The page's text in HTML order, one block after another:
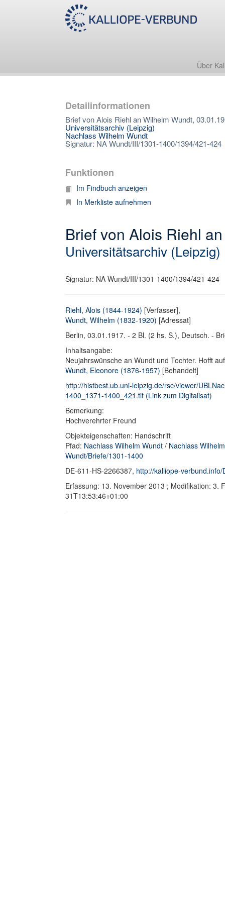
Über
Detailinformationen
Brief von Alois Riehl an Wilhelm Wundt,
Universitätsarchiv (Leipzig)
Nachlass Wilhelm Wundt
Signatur: NA Wundt/III/1301-1400/1394/421-424
Funktionen
Im Findbuch anzeigen
In Merkliste aufnehmen
Brief von Alois Riehl
Universitätsarchiv (Leipzig)
Signatur: NA Wundt/III/1301-1400/1394/421-424
Riehl, Alois (1844-1924) [Verfasser],
Wundt, Wilhelm (1832-1920) [Adressat]
Berlin, 03.01.1917. - 2 Bl. (2 hs. S.), Deutsch. -
Inhaltsangabe:
Neujahrswünsche an Wundt und Tochter. Hofft
Wundt, Eleonore (1876-1957) [Behandelt]
http://histbest.ub.uni-leipzig.de/rsc/viewer/
1400_1371-1400_421.tif (Link zum Digitalisat)
Bemerkung:
Hochverehrter Freund
Objekteigenschaften: Handschrift
Pfad: Nachlass Wilhelm Wundt / Nachlass
Wundt/Briefe/1301-1400
DE-611-HS-2266387, http://kalliope-
Erfassung: 13. November 2013 ; Modifikation:
31T13:53:46+01:00